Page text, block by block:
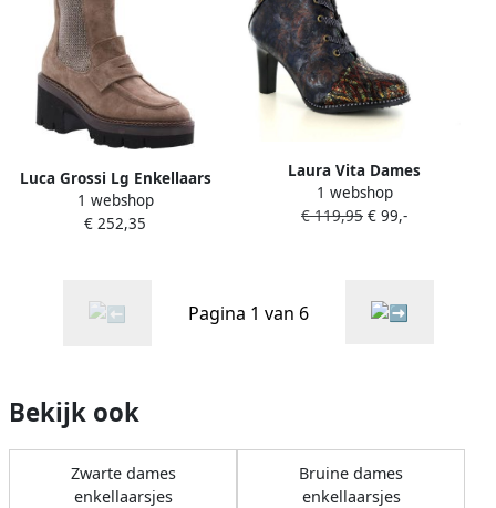
Luca Grossi Lg Enkellaars
Divers
1 webshop
€ 252,35
Laura Vita Dames
Enkellaars Alcbaneo 127
Jeans Jeansblauw
1 webshop
€ 119,95 € 99,-
Pagina 1 van 6
Bekijk ook
Zwarte dames
enkellaarsjes
Bruine dames
enkellaarsjes